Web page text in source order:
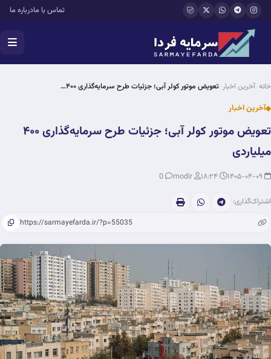
رفتن به محتوای اصلی تماس با مادرباره ما
خانه آخرین اخبار تعویض موتور کولر آبی؛ جزئیات طرح سرمایه‌گذاری ۴۰۰…
آخرین اخبار
تعویض موتور کولر آبی؛ جزئیات طرح سرمایه‌گذاری ۴۰۰
میلیاردی
اشتراک‌گذاری: